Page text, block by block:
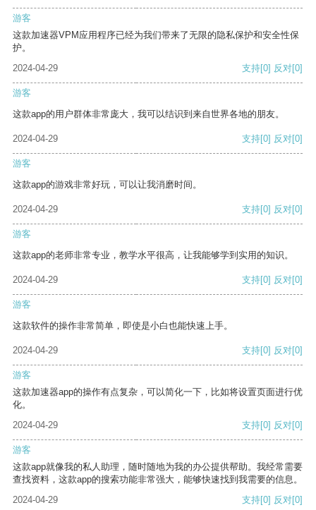
游客
这款加速器VPM应用程序已经为我们带来了无限的隐私保护和安全性保
护。
2024-04-29
支持[0] 反对[0]
游客
这款app的用户群体非常庞大，我可以结识到来自世界各地的朋友。
2024-04-29 支持[0] 反对[0]
游客
这款app的游戏非常好玩，可以让我消磨时间。
2024-04-29 支持[0] 反对[0]
游客
这款app的老师非常专业，教学水平很高，让我能够学到实用的知识。
2024-04-29 支持[0] 反对[0]
游客
这款软件的操作非常简单，即使是小白也能快速上手。
2024-04-29 支持[0] 反对[0]
游客
这款加速器app的操作有点复杂，可以简化一下，比如将设置页面进行优
化。
2024-04-29
支持[0] 反对[0]
游客
这款app就像我的私人助理，随时随地为我的办公提供帮助。我经常需要
查找资料，这款app的搜索功能非常强大，能够快速找到我需要的信息。
2024-04-29
支持[0] 反对[0]